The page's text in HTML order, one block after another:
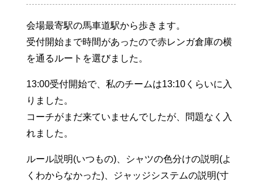
会場最寄駅の馬車道駅から歩きます。
受付開始まで時間があったので赤レンガ倉庫の横
を通るルートを選びました。
13:00受付開始で、私のチームは13:10くらいに入
りました。
コーチがまだ来ていませんでしたが、問題なく入
れました。
ルール説明(いつもの)、シャツの色分けの説明(よ
くわからなかった)、ジャッジシステムの説明(寸